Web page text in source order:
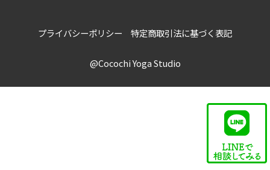
プライバシーポリシー 特定商取引法に基づく表記
@Cocochi Yoga Studio